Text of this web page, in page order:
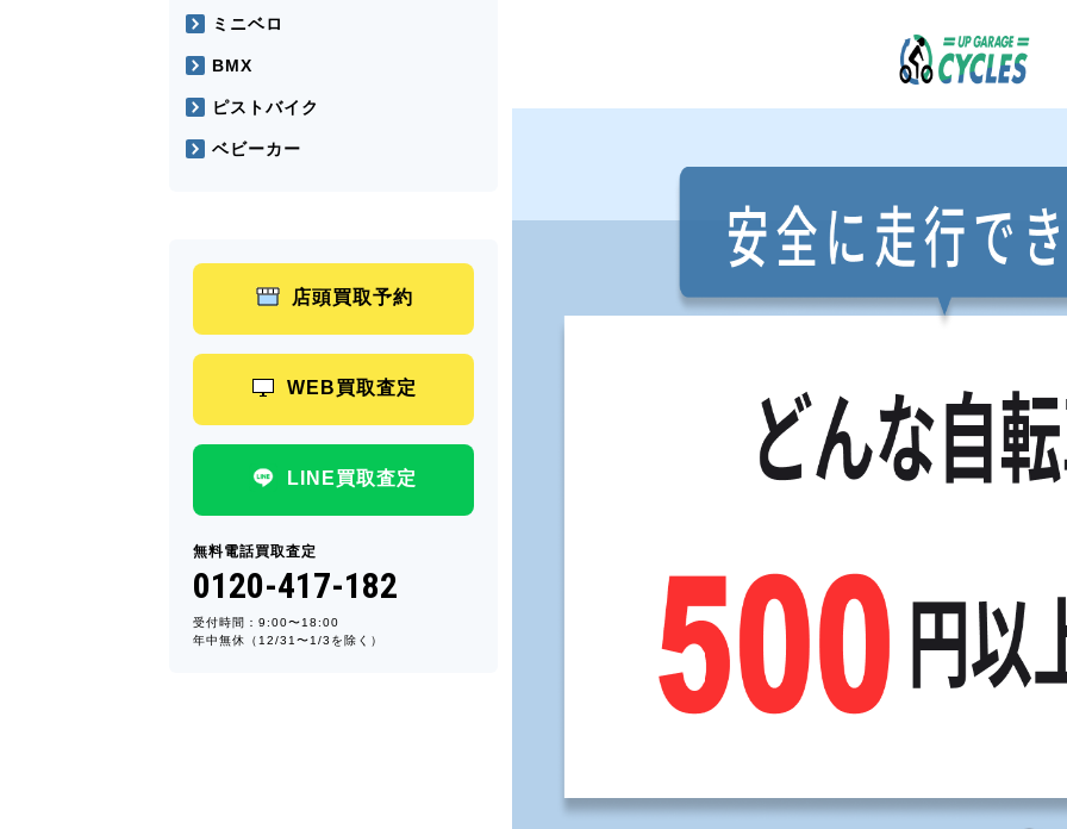
ミニベロ
BMX
ピストバイク
ベビーカー
店頭買取予約
WEB買取査定
LINE買取査定
無料電話買取査定
0120-417-182
受付時間：9:00〜18:00
年中無休（12/31〜1/3を除く）